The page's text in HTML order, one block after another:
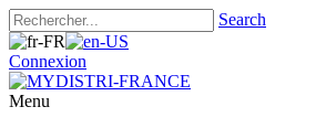
Search
Connexion
Menu